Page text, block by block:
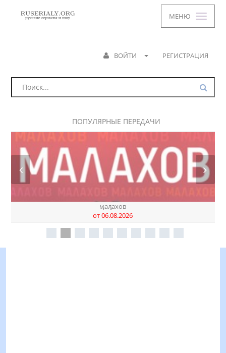
МЕНЮ
ВОЙТИ РЕГИСТРАЦИЯ
ПОПУЛЯРНЫЕ ПЕРЕДАЧИ
ӎаԓахов
от 06.08.2026